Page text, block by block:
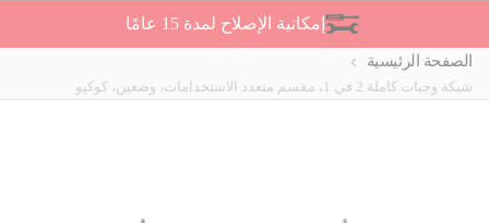
إمكانية الإصلاح لمدة 15 عامًا
الصفحة الرئيسية
شبكة وجبات كاملة 2 في 1، مقسم متعدد الاستخدامات، وضعين، كوكيو